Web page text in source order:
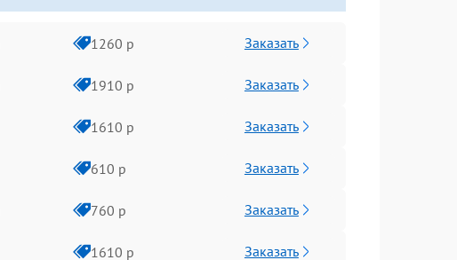
1260 р Заказать
1910 р Заказать
1610 р Заказать
610 р Заказать
760 р Заказать
1610 р Заказать